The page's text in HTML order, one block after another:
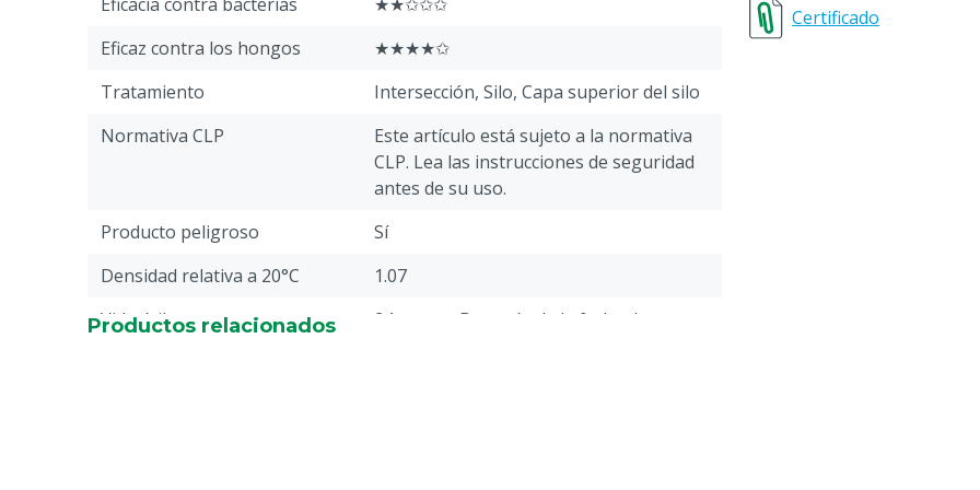
Eficaz contra los hongos
★★★★✩
Tratamiento
Intersección, Silo, Capa superior del silo
Normativa CLP
Este artículo está sujeto a la normativa
CLP. Lea las instrucciones de seguridad
antes de su uso.
Producto peligroso
Sí
Densidad relativa a 20°C
1.07
Vida útil
24 meses, Después de la fecha de
Certificado
Productos relacionados